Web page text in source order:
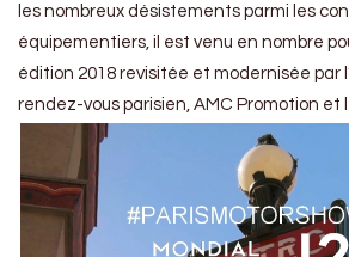
les nombreux désistements parmi les
équipementiers, il est venu en nombre
édition 2018 revisitée et modernisée par
rendez-vous parisien, AMC Promotion et